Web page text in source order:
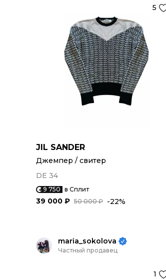
5
JIL SANDER
Джемпер / свитер
DE 34
9 750 в Сплит
50 000 ₽
39 000 ₽ -22%
maria_sokolova
Частный продавец
1